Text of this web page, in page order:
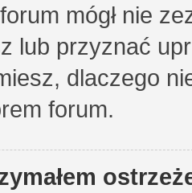
mógł nie
lub przyznać
dlaczego
forum.